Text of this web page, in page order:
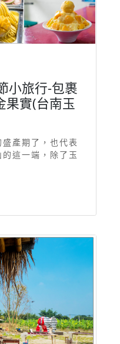
小旅行-包裹
果實(台南玉
產期了，也代表
這一端，除了玉